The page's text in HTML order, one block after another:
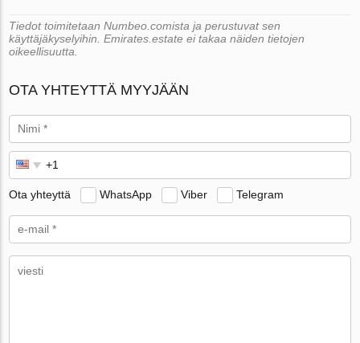
Tiedot toimitetaan Numbeo.comista ja perustuvat sen
käyttäjäkyselyihin. Emirates.estate ei takaa näiden tietojen
oikeellisuutta.
OTA YHTEYTTÄ MYYJÄÄN
Ota yhteyttä WhatsApp Viber Telegram